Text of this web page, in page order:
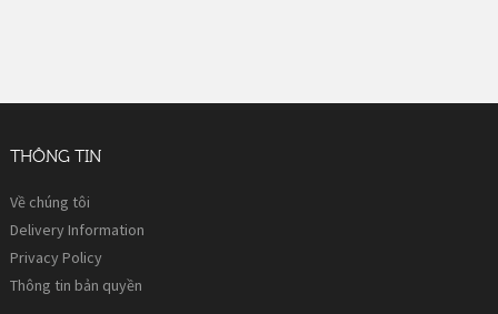
THÔNG TIN
Về chúng tôi
Delivery Information
Privacy Policy
Thông tin bản quyền